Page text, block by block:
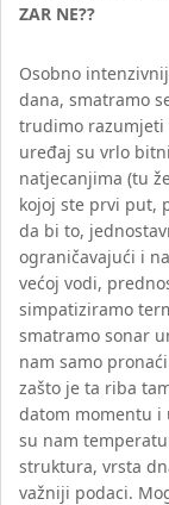
ZAR NE??
Osobno
dana, smatramo
trudimo razumjeti
uređaj su vrlo
natjecanjima (tu
kojoj ste prvi put,
da bi to,
ograničavajući i
većoj vodi,
simpatiziramo
smatramo sonar
nam samo
zašto je ta riba
datom momentu i
su nam
struktura, vrsta
važniji podaci.